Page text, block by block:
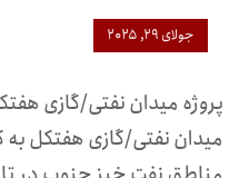
جولای ۲۹, ۲۰۲۵
پروژه میدان نفتی/گازی
میدان نفتی/گازی هفتکل